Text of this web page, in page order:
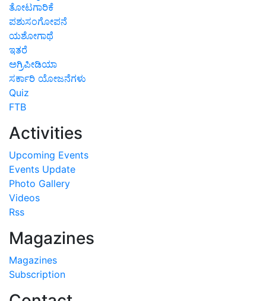
ತೋಟಗಾರಿಕೆ
ಪಶುಸಂಗೋಪನೆ
ಯಶೋಗಾಥೆ
ಇತರೆ
ಅಗ್ರಿಪೀಡಿಯಾ
ಸರ್ಕಾರಿ ಯೋಜನೆಗಳು
Quiz
FTB
Activities
Upcoming Events
Events Update
Photo Gallery
Videos
Rss
Magazines
Magazines
Subscription